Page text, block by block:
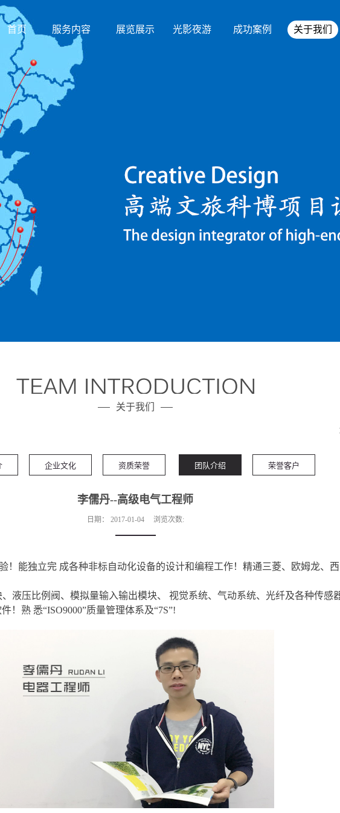
首页 服务内容 展览展示 光影夜游 成功案例 关于我们
关于我们
企业文化 资质荣誉 团队介绍 荣誉客户
李儒丹--高级电气工程师
日期： 2017-01-04 浏览次数:
！能独立完 成各种非标自动化设备的设计和编程工作！精通三菱、欧姆龙、
液压比例阀、模拟量输入输出模块、 视觉系统、气动系统、光纤及各种传感
！熟 悉“ISO9000”质量管理体系及“7S”!